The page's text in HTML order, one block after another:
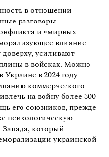
в отношении
разговоры
и «мирных
влияние
усиливают
в войсках. Можно
Украине в 2024 году
коммерческого
на войну более 300
его союзников, прежде
психологическую
который
украинской